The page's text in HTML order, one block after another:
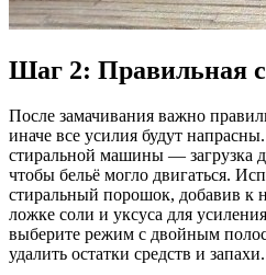
Шаг 2: Правильная
После замачивания важно
иначе все усилия будут
стиральной машины — загрузка
чтобы бельё могло двигаться.
стиральный порошок, добавив к
ложке соли и уксуса для
выберите режим с двойным
удалить остатки средств и запахи.